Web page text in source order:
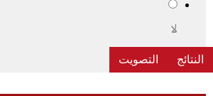
لا